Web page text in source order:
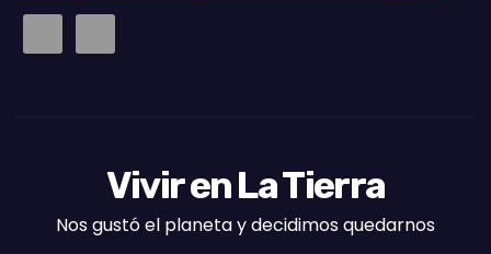
Vivir en La Tierra
Nos gustó el planeta y decidimos quedarnos